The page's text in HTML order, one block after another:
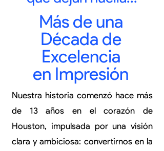
Más de una
Década de
Excelencia
en Impresión
Nuestra historia comenzó hace más
de 13 años en el corazón de
Houston, impulsada por una visión
clara y ambiciosa: convertirnos en la